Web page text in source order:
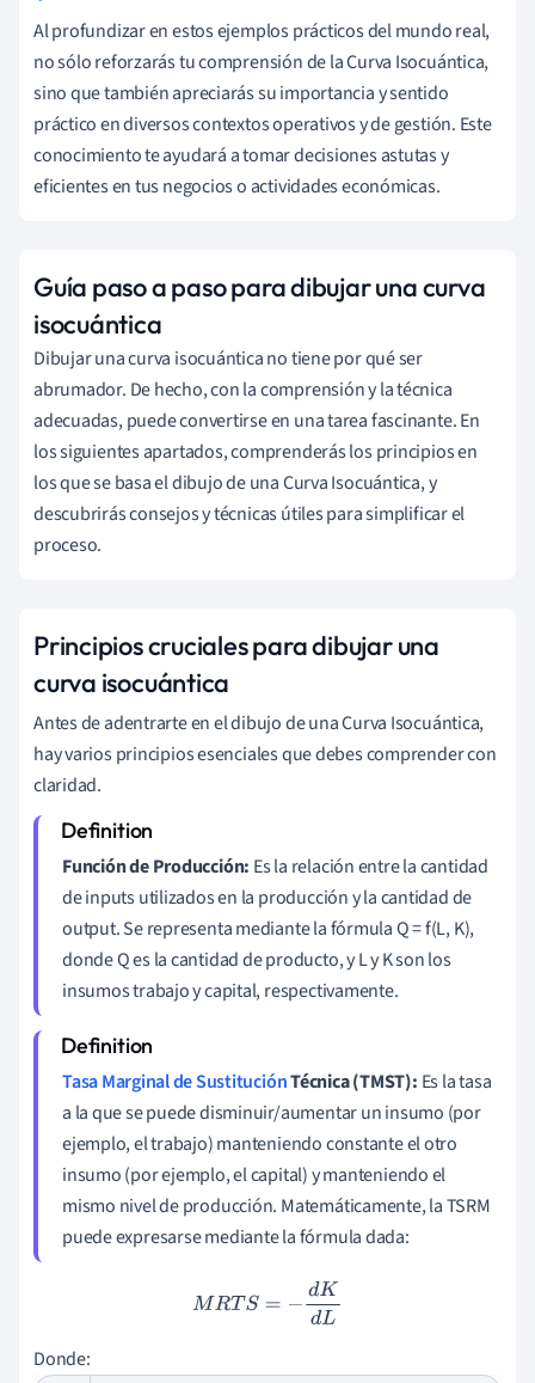
Al profundizar en estos ejemplos prácticos del mundo real,
no sólo reforzarás tu comprensión de la Curva Isocuántica,
sino que también apreciarás su importancia y sentido
práctico en diversos contextos operativos y de gestión. Este
conocimiento te ayudará a tomar decisiones astutas y
eficientes en tus negocios o actividades económicas.
Guía paso a paso para dibujar una curva
isocuántica
Dibujar una curva isocuántica no tiene por qué ser
abrumador. De hecho, con la comprensión y la técnica
adecuadas, puede convertirse en una tarea fascinante. En
los siguientes apartados, comprenderás los principios en
los que se basa el dibujo de una Curva Isocuántica, y
descubrirás consejos y técnicas útiles para simplificar el
proceso.
Principios cruciales para dibujar una
curva isocuántica
Antes de adentrarte en el dibujo de una Curva Isocuántica,
hay varios principios esenciales que debes comprender con
claridad.
Función de Producción: Es la relación entre la cantidad
de inputs utilizados en la producción y la cantidad de
output. Se representa mediante la fórmula Q = f(L, K),
donde Q es la cantidad de producto, y L y K son los
insumos trabajo y capital, respectivamente.
Tasa Marginal de SustituciónTécnica (TMST): Es la tasa
a la que se puede disminuir/aumentar un insumo (por
ejemplo, el trabajo) manteniendo constante el otro
insumo (por ejemplo, el capital) y manteniendo el
mismo nivel de producción. Matemáticamente, la TSRM
puede expresarse mediante la fórmula dada:
MRTS =−dKdL
Donde: